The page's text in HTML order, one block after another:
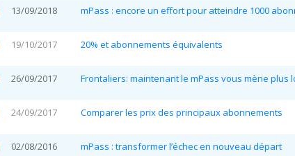
13/09/2018 mPass : encore un effort pour atteindre 1000
19/10/2017 20% et abonnements équivalents
26/09/2017 Frontaliers: maintenant le mPass vous mène plus
24/09/2017 Comparer les prix des principaux abonnements
02/08/2016 mPass : transformer l’échec en nouveau départ